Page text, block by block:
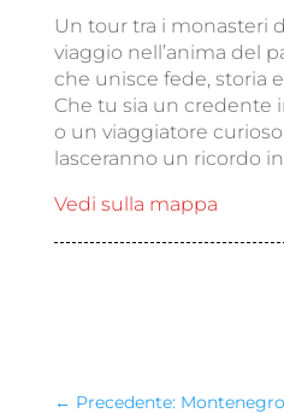
Un tour tra i monasteri
viaggio nell’anima del
che unisce fede, storia
Che tu sia un credente
o un viaggiatore
lasceranno un ricordo
Vedi sulla mappa
← Precedente: